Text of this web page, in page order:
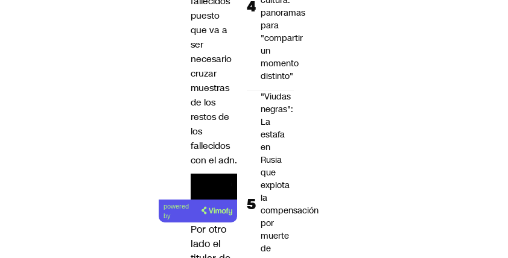
puesto
que va a
ser
necesario
cruzar
muestras
de los
restos de
los
fallecidos
con el adn.
powered
by
Por otro
lado el
panoramas
para
"compartir
un
momento
distinto"
"Viudas
negras":
La
estafa
en
Rusia
que
explota
la
compensación
por
muerte
de